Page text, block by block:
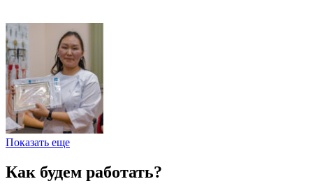
Показать еще
Как будем работать?